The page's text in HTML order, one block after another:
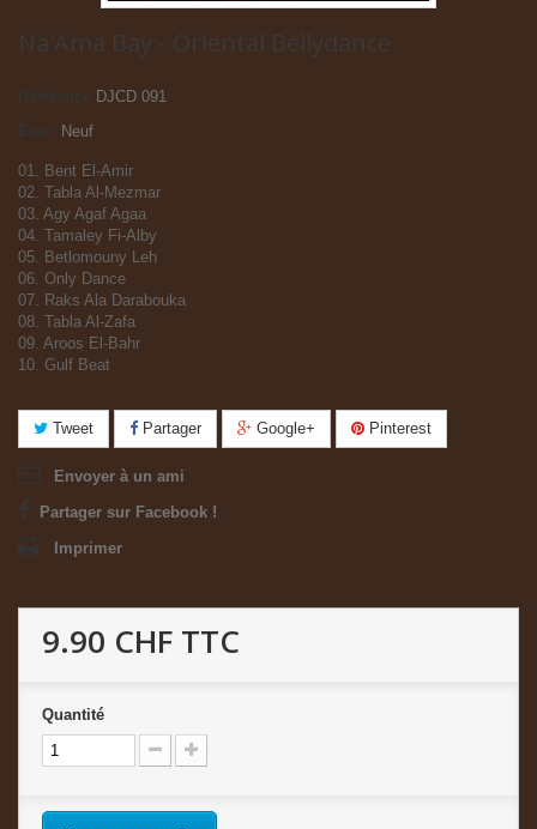
Na'Ama Bay - Oriental Bellydance
Référence
DJCD 091
Neuf
01. Bent El-Amir
02. Tabla Al-Mezmar
03. Agy Agaf Agaa
04. Tamaley Fi-Alby
05. Betlomouny Leh
06. Only Dance
07. Raks Ala Darabouka
08. Tabla Al-Zafa
09. Aroos El-Bahr
10. Gulf Beat
Tweet Partager Google+ Pinterest
Envoyer à un ami
Partager sur Facebook !
Imprimer
9.90 CHF TTC
Quantité